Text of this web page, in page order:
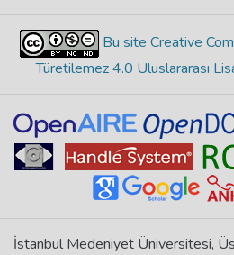
Bu site Creative
Türetilemez 4.0 Uluslararası
İstanbul Medeniyet Üniversitesi,